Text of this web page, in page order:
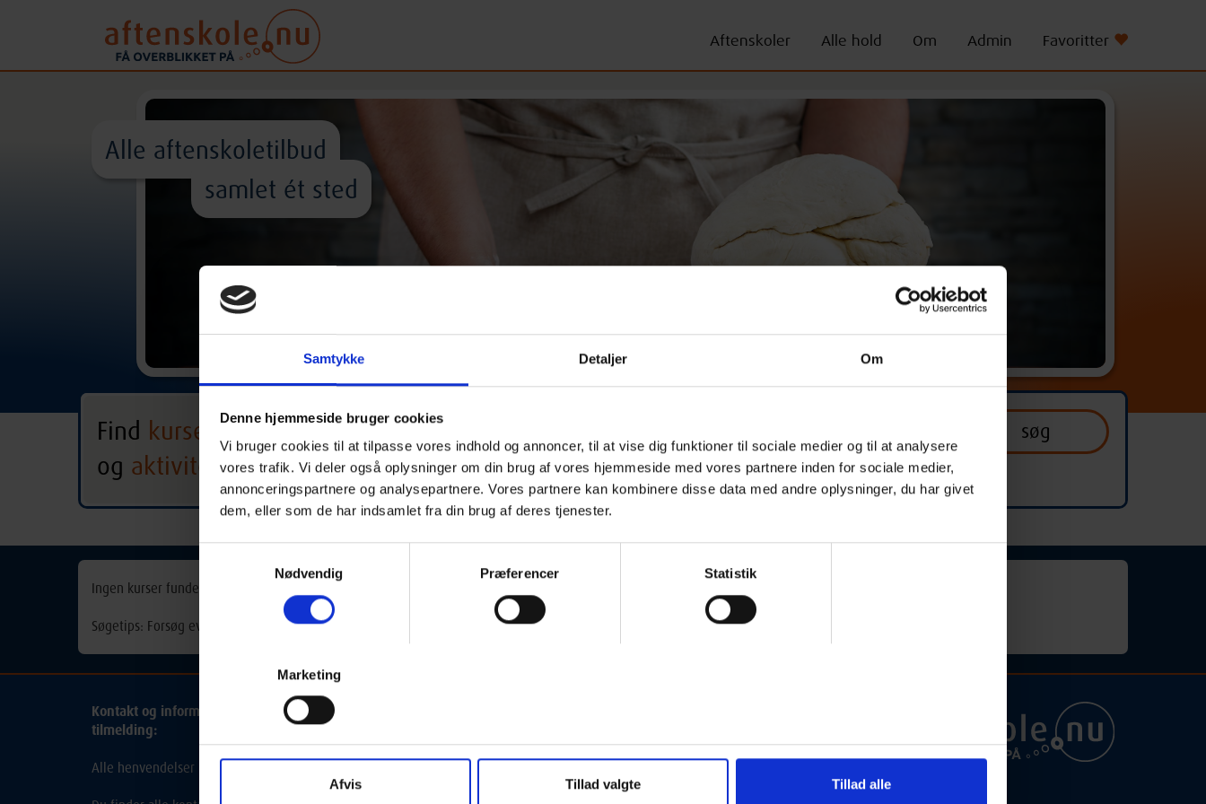
Samtykke Detaljer Om
Denne hjemmeside bruger cookies
Vi bruger cookies til at tilpasse vores indhold og annoncer, til at vise dig funktioner til sociale medier og til at analysere
vores trafik. Vi deler også oplysninger om din brug af vores hjemmeside med vores partnere inden for sociale medier,
annonceringspartnere og analysepartnere. Vores partnere kan kombinere disse data med andre oplysninger, du har givet
dem, eller som de har indsamlet fra din brug af deres tjenester.
Nødvendig
Præferencer Statistik
Marketing
Afvis Tillad valgte Tillad alle
Aftenskoler Alle hold Om Admin Favoritter
Alle aftenskoletilbud
samlet ét sted
Find kurser
og aktiviteter
Frederikssund ^
Alle hold Alle skoler
Ingen kurser fundet
Søgetips: Forsøg eventuelt med et synonym for søgeordet, eller søgeordet i en kortere sproglig form (fx. "engelsk" i stedet for "engelskundervisning").
Kontakt og information om aftenskolehold, arrangementer og
tilmelding:
Alle henvendelser bedes rettet til de udbydende skoler.
Lone Eriksen